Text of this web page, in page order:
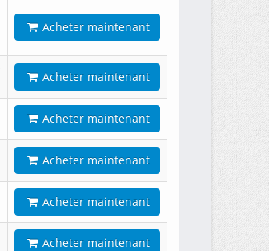
Acheter maintenant
Acheter maintenant
Acheter maintenant
Acheter maintenant
Acheter maintenant
Acheter maintenant